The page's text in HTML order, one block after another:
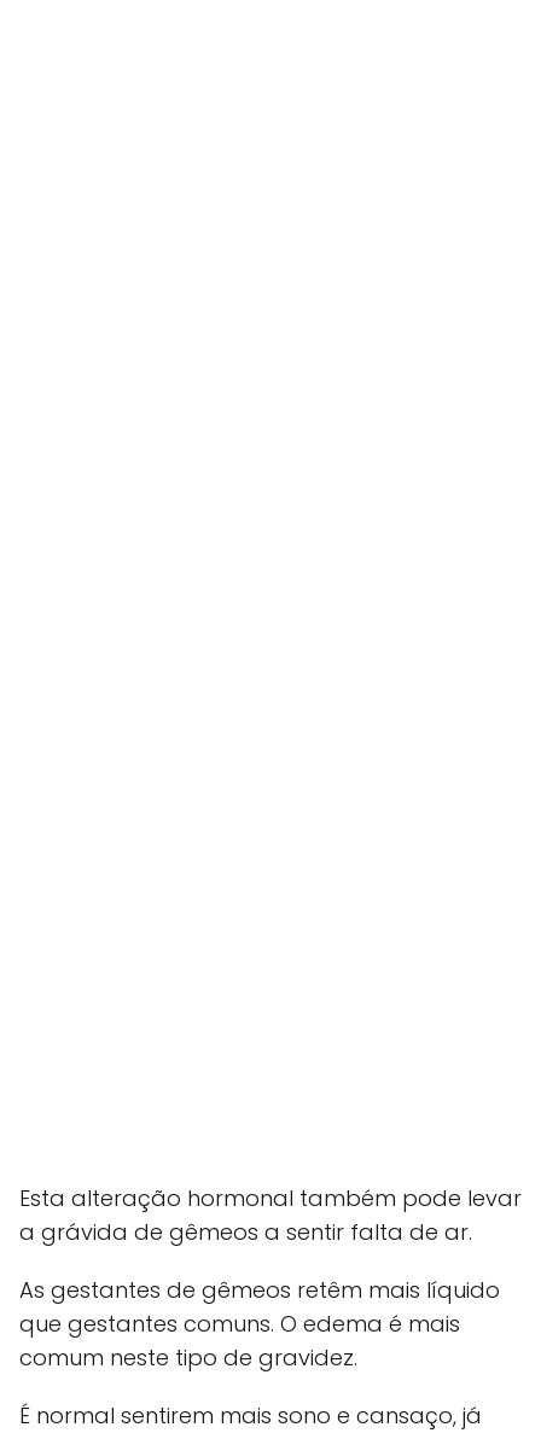
Esta alteração hormonal também pode levar
a grávida de gêmeos a sentir falta de ar.
As gestantes de gêmeos retêm mais líquido
que gestantes comuns. O edema é mais
comum neste tipo de gravidez.
É normal sentirem mais sono e cansaço, já